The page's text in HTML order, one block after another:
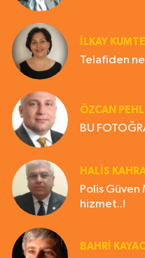
İLKAY
Telafiden
ÖZCAN
BU
HALIS
Polis Güven
hizmet..!
BAHRI